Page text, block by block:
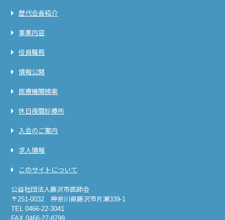
歴代会長紹介
事業内容
役員職務
情報公開
医療機関検索
休日夜間診療所
入会のご案内
求人情報
このサイトについて
公益社団法人藤沢市医師会
〒251-0032 神奈川県藤沢市片瀬339-1
TEL 0466-22-3041
FAX 0466-27-8799